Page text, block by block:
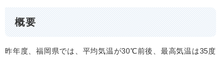
概要
昨年度、福岡県では、平均気温が30℃前後、最高気温は35度